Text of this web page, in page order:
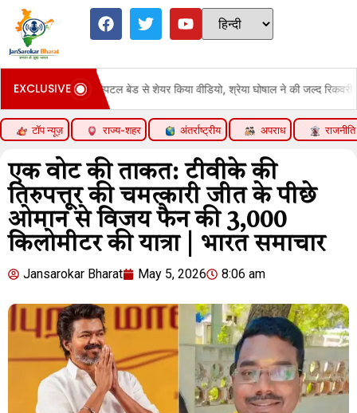
EXCLUSIVEबेड से शेयर किया वीडियो, श्रेया घोषाल ने की जल्द रिकवरी की कामना
टॉप न्यूज़ राज्य-शहर अंतर्राष्ट्रीय अपराध राजनीति
एक वोट की ताकत: टीवीके की
तिरुपत्तूर की चमत्कारी जीत के पीछे
ओमान से विजय फैन की 3,000
किलोमीटर की यात्रा | भारत समाचार
Jansarokar Bharat May 5, 2026 8:06 am